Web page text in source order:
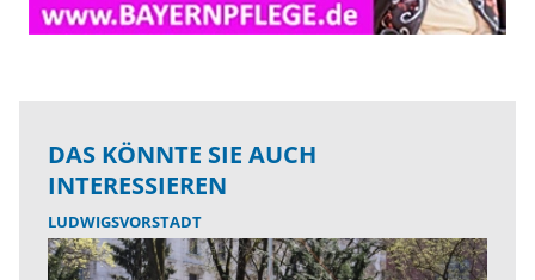
DAS KÖNNTE SIE AUCH
INTERESSIEREN
LUDWIGSVORSTADT